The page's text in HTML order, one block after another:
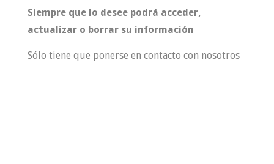
Siempre que lo desee podrá acceder,
actualizar o borrar su información
Sólo tiene que ponerse en contacto con nosotros